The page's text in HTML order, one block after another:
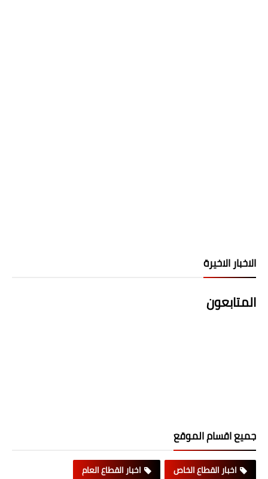
الاخبار الاخيرة
المتابعون
جميع اقسام الموقع
اخبار القطاع الخاص
اخبار القطاع العام